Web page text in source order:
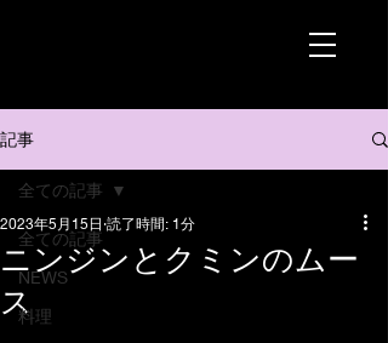
記事
全ての記事
NEWS
料理
全ての記事
ニンジンとクミンのムー
ス
2023年5月15日 読了時間: 1分